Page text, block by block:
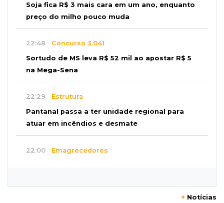
Soja fica R$ 3 mais cara em um ano, enquanto
preço do milho pouco muda
22:48 Concurso 3.041
Sortudo de MS leva R$ 52 mil ao apostar R$ 5
na Mega-Sena
22:29 Estrutura
Pantanal passa a ter unidade regional para
atuar em incêndios e desmate
22:00 Emagrecedores
+ Notícias